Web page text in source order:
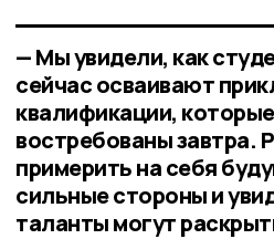
— Мы увидели, как
сейчас осваивают
квалификации,
востребованы завтра.
примерить на себя
сильные стороны и
таланты могут